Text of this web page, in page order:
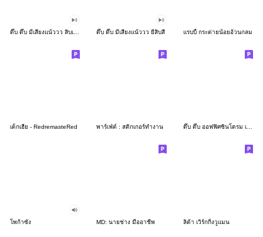
ดึ๊บ ดึ๊บ มีเสียงแน้ววว ยี่สิบสี่ แรบบี้ กระต่ายน้อยอ้วนกลม
เด็กเฮีย - RedremasteRed พาร์เฟ่ต์ : สติกเกอร์ทำงาน ดึ๊บ ดึ๊บ ออฟฟิศซินโดรม เจ็ด
โพก้าซัง MD: นายช่าง มืออาชีพ ลิต้า เวิร์กกิ้งวูแมน